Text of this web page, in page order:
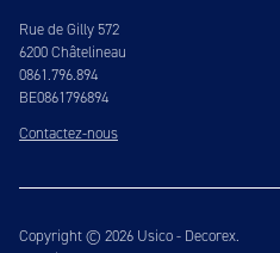
Rue de Gilly 572
6200 Châtelineau
0861.796.894
BE0861796894
Contactez-nous
Copyright © 2026 Usico - Decorex.